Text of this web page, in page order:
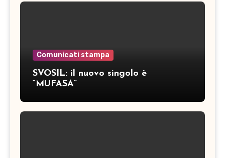
Comunicati stampa
SVOSIL: il nuovo singolo è
“MUFASA”